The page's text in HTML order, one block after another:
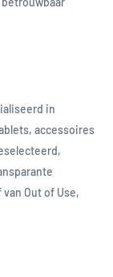
in
accessoires
Out of Use,